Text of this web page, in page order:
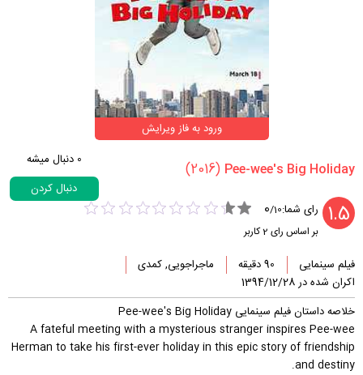
ورود به فاز ویرایش
(2016)
0 دنبال میشه
دنبال کردن
1.5 رای شما: 0/10
بر اساس رای 2کاربر
فیلم سینمایی 90 دقیقه
ماجراجویی, کمدی
اکران شده در 1394/12/28
خلاصه داستان فیلم سینمایی Pee-wee's Big Holiday
A fateful meeting with a mysterious stranger inspires Pee-wee
Herman to take his first-ever holiday in this epic story of friendship
and destiny.